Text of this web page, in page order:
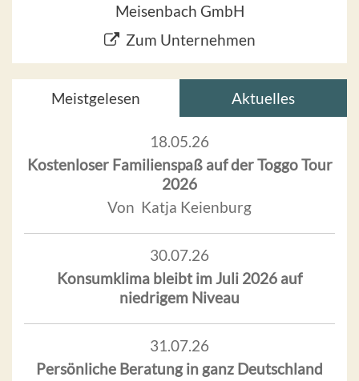
Meisenbach GmbH
Zum Unternehmen
Meistgelesen Aktuelles
18.05.26
Kostenloser Familienspaß auf der Toggo Tour
2026
Von Katja Keienburg
30.07.26
Konsumklima bleibt im Juli 2026 auf
niedrigem Niveau
31.07.26
Persönliche Beratung in ganz Deutschland